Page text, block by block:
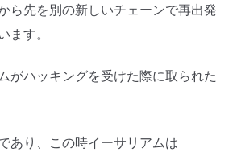
ら先を別の新しいチェーンで再出発
ます。
がハッキングを受けた際に取られた
あり、この時イーサリアムは